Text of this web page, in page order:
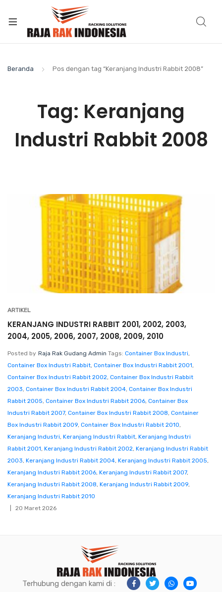
Beranda Pos dengan tag “Keranjang Industri Rabbit 2008”
Tag: Keranjang
Industri Rabbit 2008
ARTIKEL
KERANJANG INDUSTRI RABBIT 2001, 2002, 2003,
2004, 2005, 2006, 2007, 2008, 2009, 2010
Posted by Raja Rak Gudang Admin Tags: Container Box Industri,
Container Box Industri Rabbit, Container Box Industri Rabbit 2001,
Container Box Industri Rabbit 2002, Container Box Industri Rabbit
2003, Container Box Industri Rabbit 2004, Container Box Industri
Rabbit 2005, Container Box Industri Rabbit 2006, Container Box
Industri Rabbit 2007, Container Box Industri Rabbit 2008, Container
Box Industri Rabbit 2009, Container Box Industri Rabbit 2010,
Keranjang Industri, Keranjang Industri Rabbit, Keranjang Industri
Rabbit 2001, Keranjang Industri Rabbit 2002, Keranjang Industri Rabbit
2003, Keranjang Industri Rabbit 2004, Keranjang Industri Rabbit 2005,
Keranjang Industri Rabbit 2006, Keranjang Industri Rabbit 2007,
Keranjang Industri Rabbit 2008, Keranjang Industri Rabbit 2009,
Keranjang Industri Rabbit 2010
20 Maret 2026
Terhubung dengan kami di :